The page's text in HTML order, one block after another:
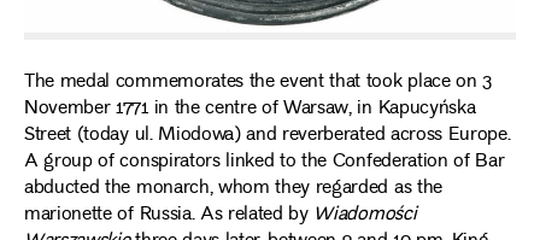
The medal commemorates the event that took place on 3
November 1771 in the centre of Warsaw, in Kapucyńska
Street (today ul. Miodowa) and reverberated across Europe.
A group of conspirators linked to the Confederation of Bar
abducted the monarch, whom they regarded as the
marionette of Russia. As related by Wiadomości